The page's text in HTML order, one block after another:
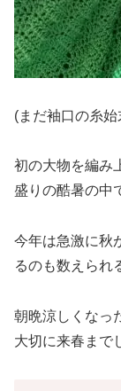
(まだ袖口の糸
初の大物を編み
盛りの酷暑の中
今年は急激に秋
るのも数えられ
朝晩涼しくなっ
大切に来春まで